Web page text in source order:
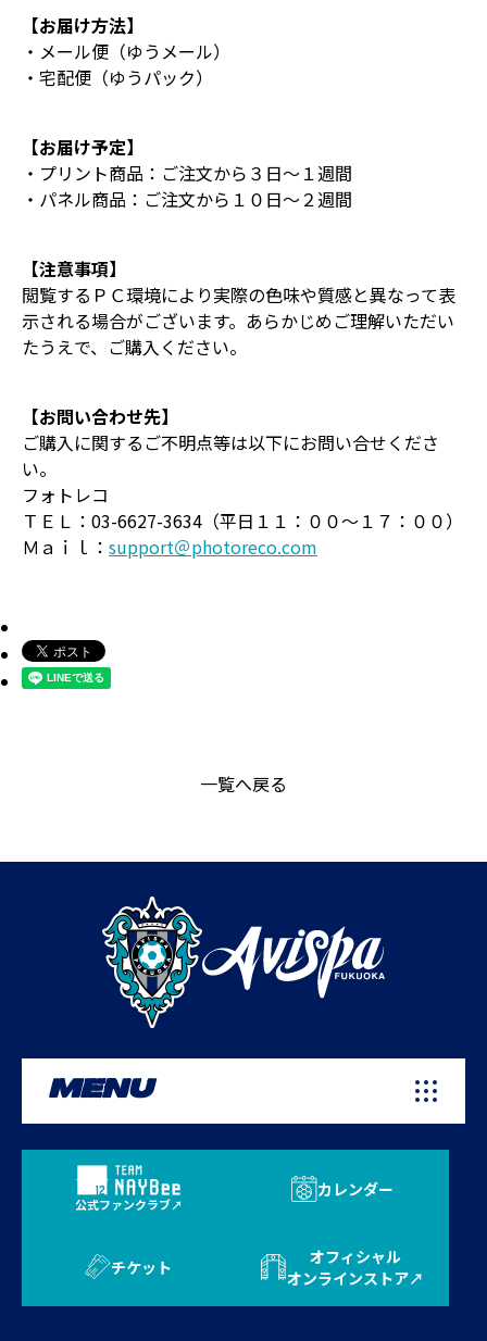
【お届け方法】
・メール便（ゆうメール）
・宅配便（ゆうパック）
【お届け予定】
・プリント商品：ご注文から３日～１週間
・パネル商品：ご注文から１０日～２週間
【注意事項】
閲覧するＰＣ環境により実際の色味や質感と異なって表
示される場合がございます。あらかじめご理解いただい
たうえで、ご購入ください。
【お問い合わせ先】
ご購入に関するご不明点等は以下にお問い合せくださ
い。
フォトレコ
ＴＥＬ：03-6627-3634（平日１１：００～１７：００）
Ｍａｉｌ： support＠photoreco.com
一覧へ戻る
MENU
公式ファンクラブ
カレンダー
チケット
オフィシャル
オンラインストア